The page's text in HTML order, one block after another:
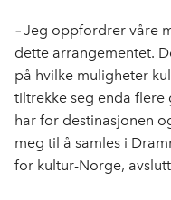
–Jeg oppfordrer våre
dette arrangementet.
på hvilke muligheter
tiltrekke seg enda
har for destinasjonen
meg til å samles i
for kultur-Norge,